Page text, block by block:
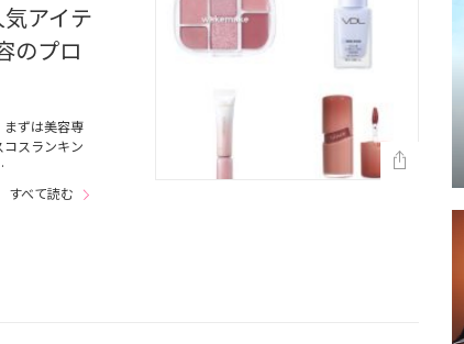
アイテ
のプロ
まずは美容専
スランキン
すべて読む